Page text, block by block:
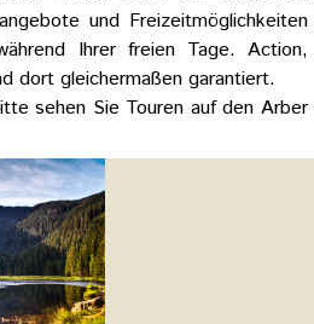
und Freizeitmöglichkeiten
Ihrer freien Tage. Action,
dort gleichermaßen garantiert.
sehen Sie Touren auf den Arber